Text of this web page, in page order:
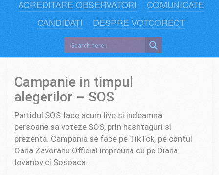
ACREDITARE OBSERVATORI
COMUNICATE
CANDIDAȚI
DESPRE VOTCORECT
Campanie in timpul
alegerilor – SOS
Partidul SOS face acum live si indeamna
persoane sa voteze SOS, prin hashtaguri si
prezenta. Campania se face pe TikTok, pe contul
Oana Zavoranu Official impreuna cu pe Diana
Iovanovici Sosoaca.